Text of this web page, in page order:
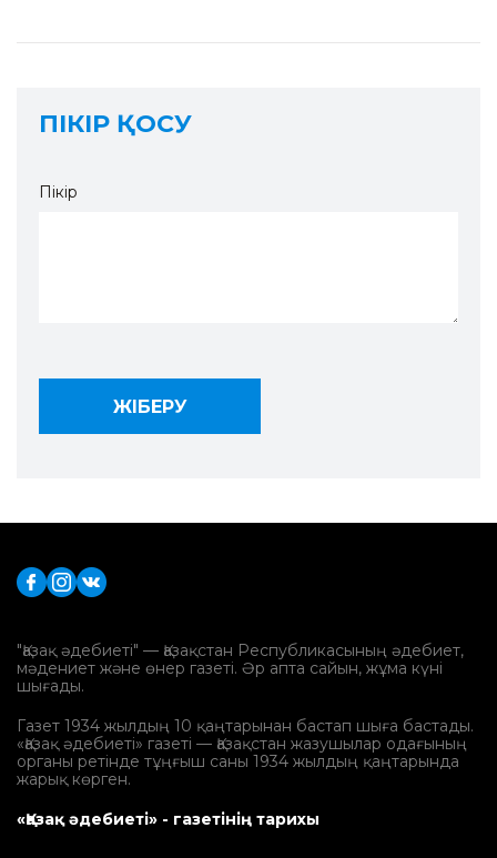
ПІКІР ҚОСУ
Пікір
"Қазақ әдебиеті" — Қазақстан Республикасының әдебиет,
мәдениет және өнер газеті. Әр апта сайын, жұма күні
шығады.
Газет 1934 жылдың 10 қаңтарынан бастап шыға бастады.
«Қазақ әдебиеті» газеті — Қазақстан жазушылар одағының
органы ретінде тұңғыш саны 1934 жылдың қаңтарында
жарық көрген.
«Қазақ әдебиеті» - газетінің тарихы